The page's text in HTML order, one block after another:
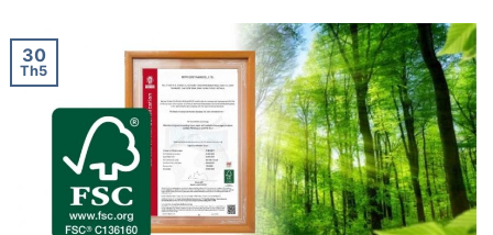
30
Th5